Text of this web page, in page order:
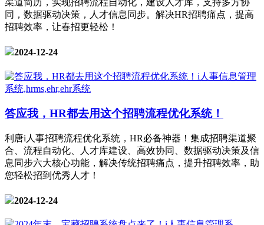
渠道简历，实现招聘流程自动化，建设人才库，支持多方协
同，数据驱动决策，人才信息同步。解决HR招聘痛点，提高
招聘效率，让春招更轻松！
2024-12-24
答应我，HR都去用这个招聘流程优化系统！
利唐i人事招聘流程优化系统，HR必备神器！集成招聘渠道聚
合、流程自动化、人才库建设、高效协同、数据驱动决策及信
息同步六大核心功能，解决传统招聘痛点，提升招聘效率，助
您轻松招到优秀人才！
2024-12-24